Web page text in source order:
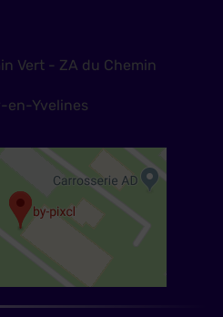
Vert - ZA du Chemin
en-Yvelines